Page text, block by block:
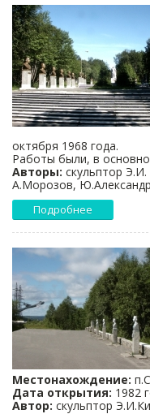
октября 1968 года.
Работы были, в
Авторы: скульптор
А.Морозов,
Подробнее
Местонахождение:
Дата открытия: 1982
Автор: скульптор